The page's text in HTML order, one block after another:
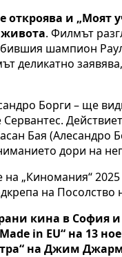
и „Моят
. Филмът
шампион
деликатно
Борги – ще
Бая
дори на
„Киномания“
на Посолство
кина в София
in EU“ на 13
на Джим